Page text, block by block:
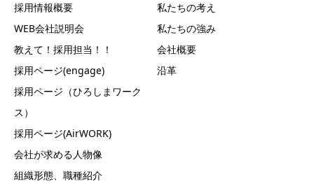
採用情報概要
WEB会社説明会
教えて！採用担当！！
採用ページ(engage)
採用ページ（ひろしまワーク
ス）
採用ページ(AirWORK)
会社が求める人物像
組織形態、職種紹介
私たちの考え
私たちの強み
会社概要
沿革